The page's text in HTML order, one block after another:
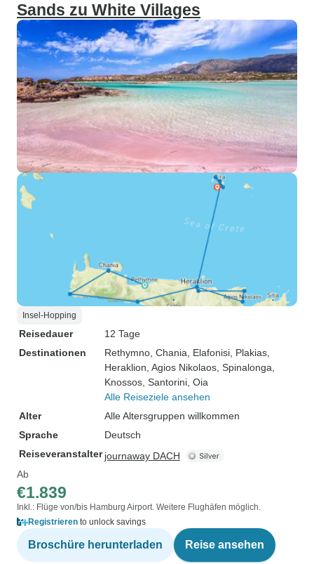
Sands zu White Villages
Insel-Hopping
Reisedauer
12 Tage
Destinationen
Rethymno , Chania , Elafonisi , Plakias
Heraklion , Agios Nikolaos , Spinalonga
Knossos , Santorini , Oia
Alle Reiseziele ansehen
Alter
Alle Altersgruppen willkommen
Sprache
Deutsch
Reiseveranstalter journaway DACH
Ab
€1.839
Inkl.: Flüge von/bis Hamburg Airport. Weitere Flughäfen möglich.
Registrieren to unlock savings
Broschüre herunterladen Reise ansehen